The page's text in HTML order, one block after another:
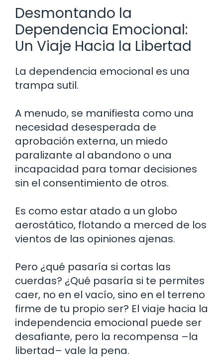
Desmontando la
Dependencia Emocional:
Un Viaje Hacia la Libertad
La dependencia emocional es una
trampa sutil.
A menudo, se manifiesta como una
necesidad desesperada de
aprobación externa, un miedo
paralizante al abandono o una
incapacidad para tomar decisiones
sin el consentimiento de otros.
Es como estar atado a un globo
aerostático, flotando a merced de los
vientos de las opiniones ajenas.
Pero ¿qué pasaría si cortas las
cuerdas? ¿Qué pasaría si te permites
caer, no en el vacío, sino en el terreno
firme de tu propio ser? El viaje hacia la
independencia emocional puede ser
desafiante, pero la recompensa –la
libertad– vale la pena.